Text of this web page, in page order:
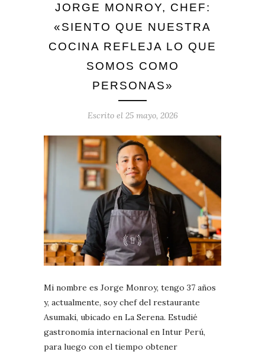
JORGE MONROY, CHEF:
«SIENTO QUE NUESTRA
COCINA REFLEJA LO QUE
SOMOS COMO
PERSONAS»
Escrito el 25 mayo, 2026
Mi nombre es Jorge Monroy, tengo 37 años
y, actualmente, soy chef del restaurante
Asumaki, ubicado en La Serena. Estudié
gastronomía internacional en Intur Perú,
para luego con el tiempo obtener